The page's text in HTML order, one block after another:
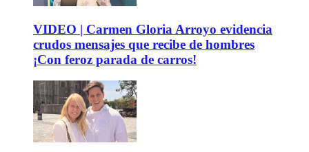
VIDEO | Carmen Gloria Arroyo evidencia
crudos mensajes que recibe de hombres
¡Con feroz parada de carros!